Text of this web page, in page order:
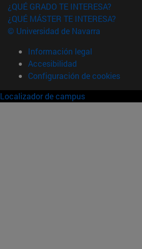
¿QUÉ GRADO TE INTERESA?
¿QUÉ MÁSTER TE INTERESA?
© Universidad de Navarra
Información legal
Accesibilidad
Configuración de cookies
Localizador de campus